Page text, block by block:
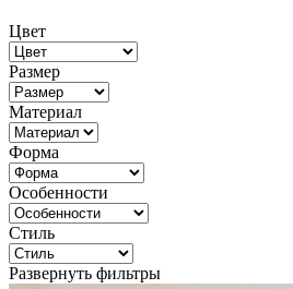
Цвет
Размер
Материал
Форма
Особенности
Стиль
Развернуть фильтры